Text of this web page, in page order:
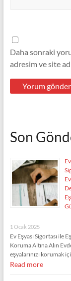
Daha sonraki
adresim ve site
Son
1 Ocak 2025
Ev Eşyası Sigortası ile
Koruma Altına Alın
eşyalarınızı korumak
Read more